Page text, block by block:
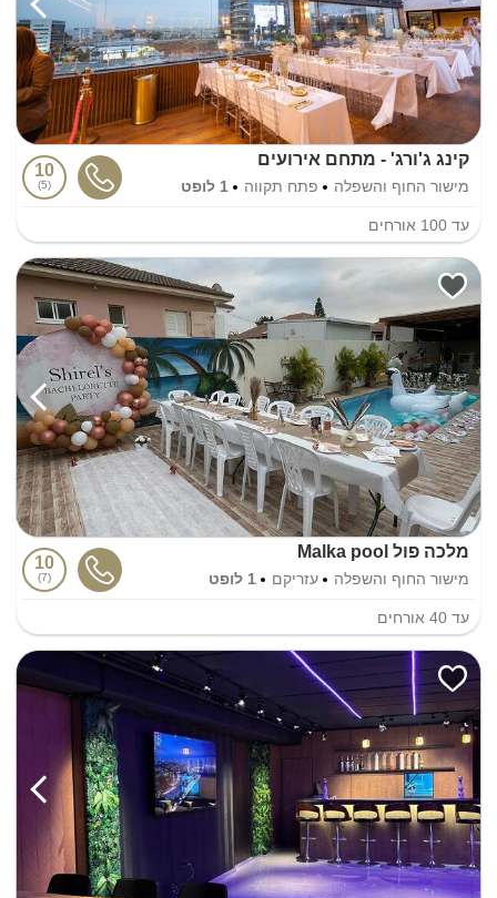
קינג ג'ורג' - מתחם אירועים
מישור החוף והשפלה פתח תקווה 1 לופט
10
5
עד 100 אורחים
מלכה פול Malka pool
מישור החוף והשפלה עזריקם 1 לופט
10
7
עד 40 אורחים